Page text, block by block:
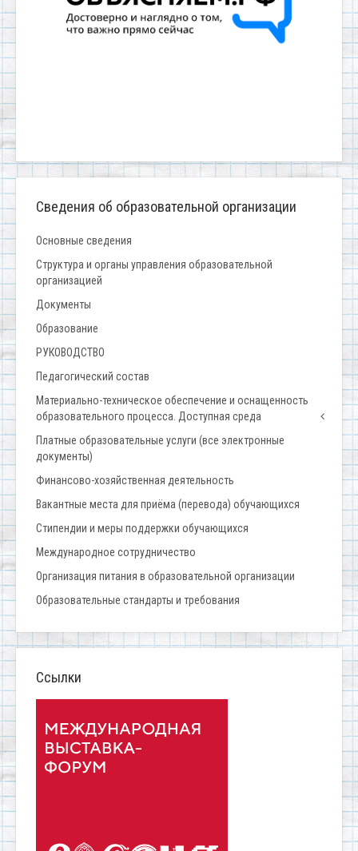
Сведения об образовательной организации
Основные сведения
Структура и органы управления образовательной
организацией
Документы
Образование
РУКОВОДСТВО
Педагогический состав
Материально-техническое обеспечение и оснащенность
образовательного процесса. Доступная среда
Платные образовательные услуги (все электронные
документы)
Финансово-хозяйственная деятельность
Вакантные места для приёма (перевода) обучающихся
Стипендии и меры поддержки обучающихся
Международное сотрудничество
Организация питания в образовательной организации
Образовательные стандарты и требования
Ссылки